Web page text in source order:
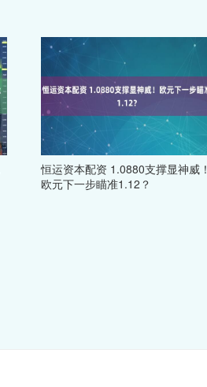
恒运资本配资 1.0880支撑显神威！
欧元下一步瞄准1.12？